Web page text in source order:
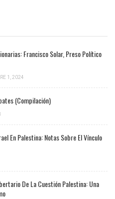
Francisco Solar, Preso Político
1, 2024
(compilación)
En Palestina: Notas Sobre El Vínculo
De La Cuestión Palestina: Una